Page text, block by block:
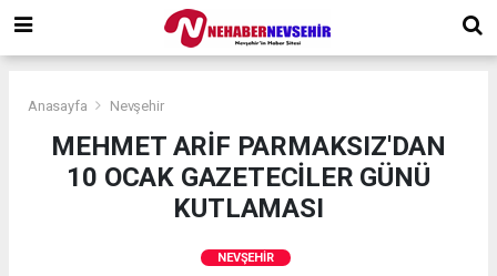
Anasayfa Nevşehir
MEHMET ARİF PARMAKSIZ'DAN
10 OCAK GAZETECİLER GÜNÜ
KUTLAMASI
NEVŞEHIR